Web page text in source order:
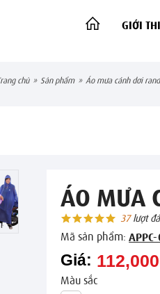
GIỚI
trang chủ » sản phẩm » áo mưa cánh dơi
ÁO MƯA
37lượt
Mã sản phẩm:
Giá:
Màu sắc